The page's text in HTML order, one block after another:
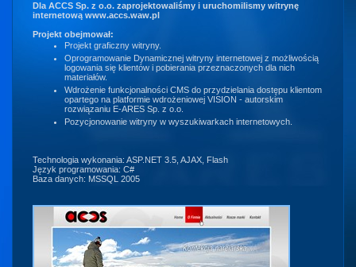
Dla ACCS Sp. z o.o. zaprojektowaliśmy i uruchomilismy witrynę
internetową www.accs.waw.pl
Projekt obejmował:
Projekt graficzny witryny.
Oprogramowanie Dynamicznej witryny internetowej z możliwością
logowania się klientów i pobierania przeznaczonych dla nich
materiałów.
Wdrożenie funkcjonalności CMS do przydzielania dostępu klientom
opartego na platformie wdrożeniowej VISION - autorskim
rozwiązaniu E-ARES Sp. z o.o.
Pozycjonowanie witryny w wyszukiwarkach internetowych.
Technologia wykonania: ASP.NET 3.5, AJAX, Flash
Język programowania: C#
Baza danych: MSSQL 2005